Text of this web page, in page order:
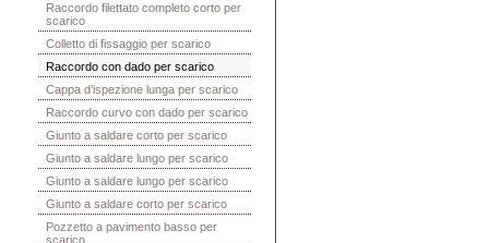
Raccordo filettato completo corto per
scarico
Colletto di fissaggio per scarico
Raccordo con dado per scarico
Cappa d’ispezione lunga per scarico
Raccordo curvo con dado per scarico
Giunto a saldare corto per scarico
Giunto a saldare lungo per scarico
Giunto a saldare lungo per scarico
Giunto a saldare corto per scarico
Pozzetto a pavimento basso per
scarico